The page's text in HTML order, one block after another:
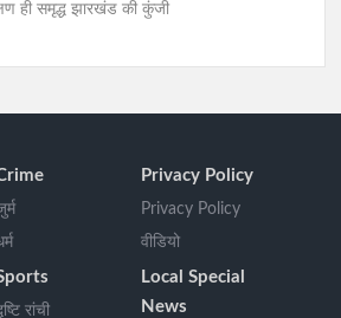
ही समृद्ध झारखंड की कुंजी
Privacy Policy
Privacy Policy
वीडियो
रांची
Local Special
News